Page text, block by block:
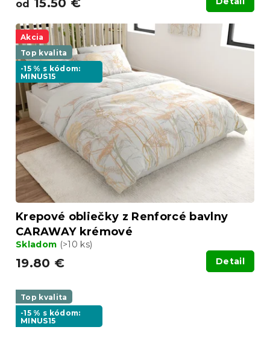
od 15.50 €
Akcia
Top kvalita
-15 % s kódom:
MINUS15
Krepové obliečky z Renforcé bavlny
CARAWAY krémové
Skladom (>10 ks)
19.80 € Detail
Top kvalita
-15 % s kódom:
MINUS15